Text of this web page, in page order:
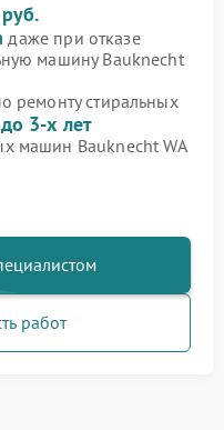
даже при отказе
машину Bauknecht
ремонту стиральных
до 3-х лет
машин Bauknecht WA
работ